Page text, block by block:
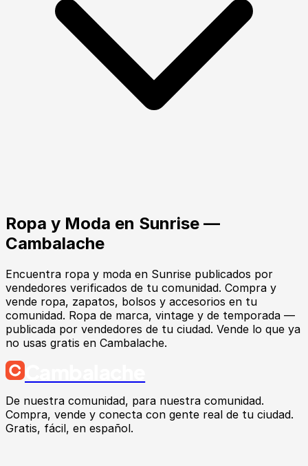
Ropa y Moda en Sunrise —
Cambalache
Encuentra ropa y moda en Sunrise publicados por
vendedores verificados de tu comunidad. Compra y
vende ropa, zapatos, bolsos y accesorios en tu
comunidad. Ropa de marca, vintage y de temporada —
publicada por vendedores de tu ciudad. Vende lo que ya
no usas gratis en Cambalache.
De nuestra comunidad, para nuestra comunidad.
Compra, vende y conecta con gente real de tu ciudad.
Gratis, fácil, en español.